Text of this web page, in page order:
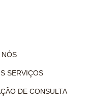
NÓS
SERVIÇOS
DE CONSULTA